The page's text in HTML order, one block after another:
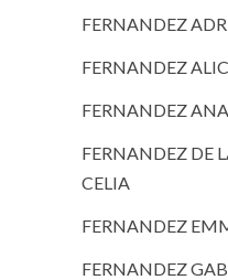
FERNANDEZ
FERNANDEZ
FERNANDEZ
FERNANDEZ DE
CELIA
FERNANDEZ
FERNANDEZ